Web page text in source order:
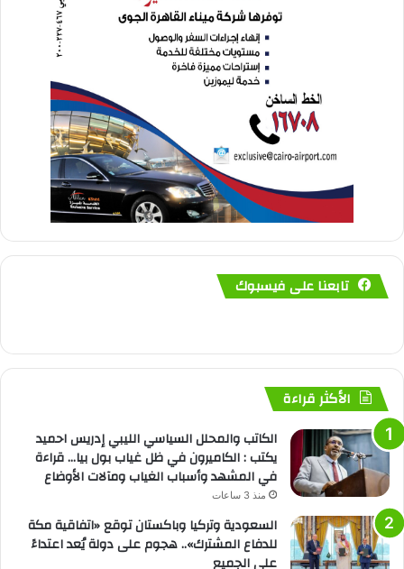
تابعنا على فيسبوك
الأكثر قراءة
الكاتب والمحلل السياسي الليبي إدريس احميد
يكتب : الكاميرون في ظل غياب بول بيا… قراءة
في المشهد وأسباب الغياب ومآلات الأوضاع
منذ 3 ساعات
السعودية وتركيا وباكستان توقع «اتفاقية مكة
للدفاع المشترك».. هجوم على دولة يُعد اعتداءً
على الجميع